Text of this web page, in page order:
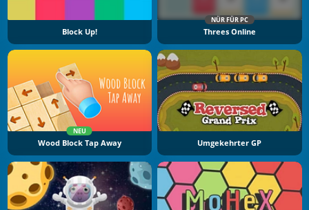
Block Up!
NÜR FÜR PC
Threes Online
NEU
Wood Block Tap Away Umgekehrter GP